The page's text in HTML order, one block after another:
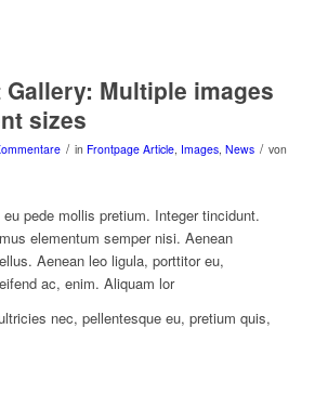
Multiple images
sizes
/ in Frontpage Article, Images, News / von
pede mollis pretium. Integer tincidunt.
elementum semper nisi. Aenean
Aenean leo ligula, porttitor eu,
ac, enim. Aliquam lor
nec, pellentesque eu, pretium quis,